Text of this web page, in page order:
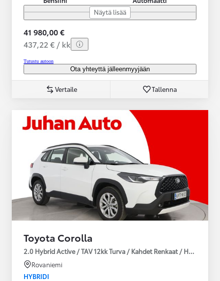
Näytä lisää
41 980,00 €
437,22 € / kk
Tutustu autoon
Ota yhteyttä jälleenmyyjään
Vertaile Tallenna
Toyota Corolla
2.0 Hybrid Active / TAV 12kk Turva / Kahdet Renkaat /
Rovaniemi
HYBRIDI